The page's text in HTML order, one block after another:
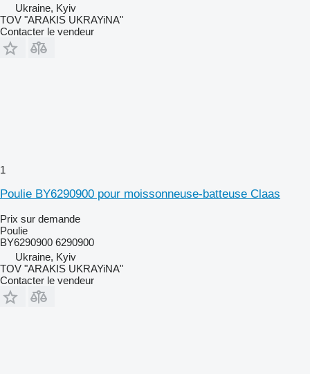
Ukraine, Kyiv
TOV "ARAKIS UKRAYiNA"
Contacter le vendeur
1
Poulie BY6290900 pour moissonneuse-batteuse Claas
Prix sur demande
Poulie
BY6290900 6290900
Ukraine, Kyiv
TOV "ARAKIS UKRAYiNA"
Contacter le vendeur